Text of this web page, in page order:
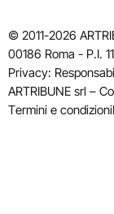
© 2011-2026
00186 Roma - P.I.
Privacy:
ARTRIBUNE srl –
Termini e condizioni